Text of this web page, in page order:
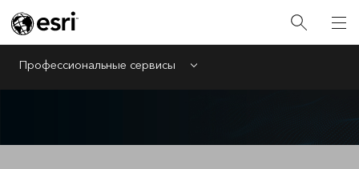
Профессиональные сервисы Menu